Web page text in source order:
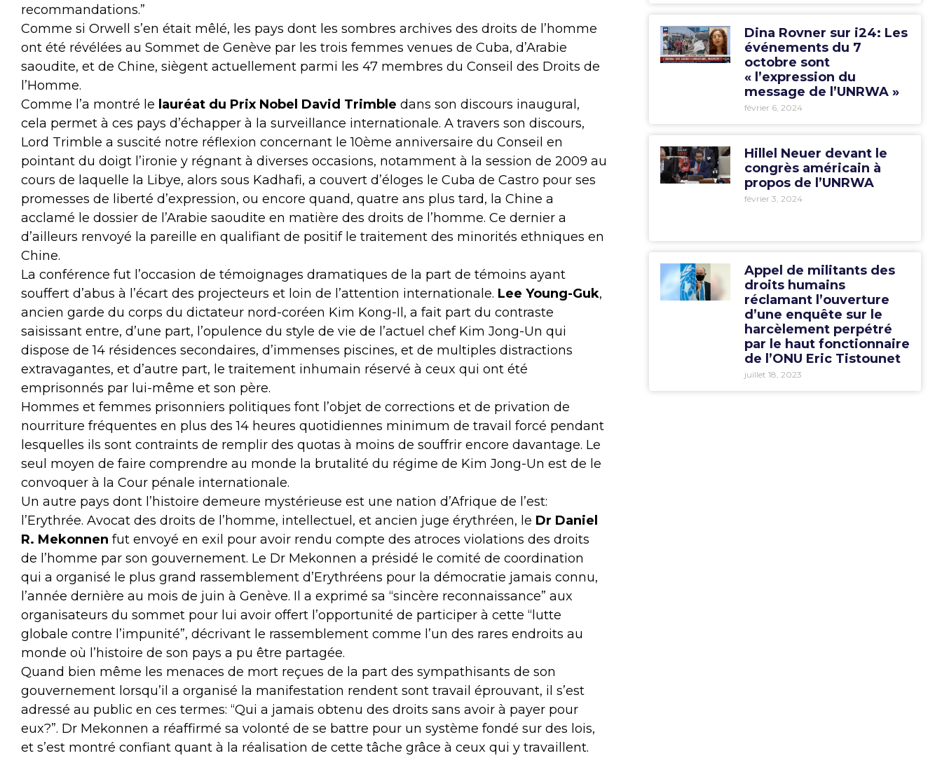
recommandations.”
Comme si Orwell s’en était mêlé, les pays dont les sombres archives des droits de l’homme
ont été révélées au Sommet de Genève par les trois femmes venues de Cuba, d’Arabie
saoudite, et de Chine, siègent actuellement parmi les 47 membres du Conseil des Droits de
l’Homme.
Comme l’a montré le lauréat du Prix Nobel David Trimble dans son discours inaugural,
cela permet à ces pays d’échapper à la surveillance internationale. A travers son discours,
Lord Trimble a suscité notre réflexion concernant le 10ème anniversaire du Conseil en
pointant du doigt l’ironie y régnant à diverses occasions, notamment à la session de 2009 au
cours de laquelle la Libye, alors sous Kadhafi, a couvert d’éloges le Cuba de Castro pour ses
promesses de liberté d’expression, ou encore quand, quatre ans plus tard, la Chine a
acclamé le dossier de l’Arabie saoudite en matière des droits de l’homme. Ce dernier a
d’ailleurs renvoyé la pareille en qualifiant de positif le traitement des minorités ethniques en
Chine.
La conférence fut l’occasion de témoignages dramatiques de la part de témoins ayant
souffert d’abus à l’écart des projecteurs et loin de l’attention internationale. Lee Young-Guk,
ancien garde du corps du dictateur nord-coréen Kim Kong-Il, a fait part du contraste
saisissant entre, d’une part, l’opulence du style de vie de l’actuel chef Kim Jong-Un qui
dispose de 14 résidences secondaires, d’immenses piscines, et de multiples distractions
extravagantes, et d’autre part, le traitement inhumain réservé à ceux qui ont été
emprisonnés par lui-même et son père.
Hommes et femmes prisonniers politiques font l’objet de corrections et de privation de
nourriture fréquentes en plus des 14 heures quotidiennes minimum de travail forcé pendant
lesquelles ils sont contraints de remplir des quotas à moins de souffrir encore davantage. Le
seul moyen de faire comprendre au monde la brutalité du régime de Kim Jong-Un est de le
convoquer à la Cour pénale internationale.
Un autre pays dont l’histoire demeure mystérieuse est une nation d’Afrique de l’est:
l’Erythrée. Avocat des droits de l’homme, intellectuel, et ancien juge érythréen, le Dr Daniel
R. Mekonnen fut envoyé en exil pour avoir rendu compte des atroces violations des droits
de l’homme par son gouvernement. Le Dr Mekonnen a présidé le comité de coordination
qui a organisé le plus grand rassemblement d’Erythréens pour la démocratie jamais connu,
l’année dernière au mois de juin à Genève. Il a exprimé sa “sincère reconnaissance” aux
organisateurs du sommet pour lui avoir offert l’opportunité de participer à cette “lutte
globale contre l’impunité”, décrivant le rassemblement comme l’un des rares endroits au
monde où l’histoire de son pays a pu être partagée.
Quand bien même les menaces de mort reçues de la part des sympathisants de son
gouvernement lorsqu’il a organisé la manifestation rendent sont travail éprouvant, il s’est
adressé au public en ces termes: “Qui a jamais obtenu des droits sans avoir à payer pour
eux?”. Dr Mekonnen a réaffirmé sa volonté de se battre pour un système fondé sur des lois,
et s’est montré confiant quant à la réalisation de cette tâche grâce à ceux qui y travaillent.
Dina Rovner sur i24: Les
événements du 7
octobre sont
« l’expression du
message de l’UNRWA »
février 6, 2024
Hillel Neuer devant le
congrès américain à
propos de l’UNRWA
février 3, 2024
Appel de militants des
droits humains
réclamant l’ouverture
d’une enquête sur le
harcèlement perpétré
par le haut fonctionnaire
de l’ONU Eric Tistounet
juillet 18, 2023